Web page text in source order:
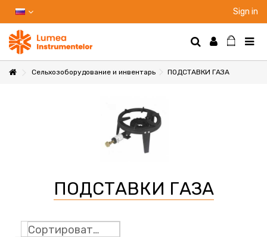
Sign in
Сельхозоборудование и инвентарь ПОДСТАВКИ ГАЗА
ПОДСТАВКИ ГАЗА
Сортировать по